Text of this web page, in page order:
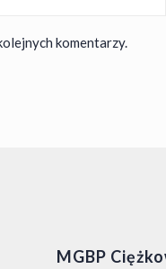
komentarzy.
MGBP